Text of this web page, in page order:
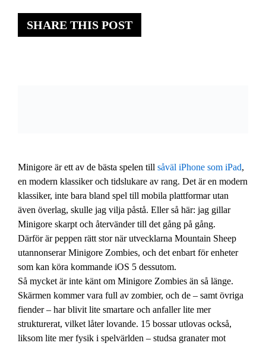
SHARE THIS POST
Minigore är ett av de bästa spelen till såväl iPhone som iPad,
en modern klassiker och tidslukare av rang. Det är en modern
klassiker, inte bara bland spel till mobila plattformar utan
även överlag, skulle jag vilja påstå. Eller så här: jag gillar
Minigore skarpt och återvänder till det gång på gång.
Därför är peppen rätt stor när utvecklarna Mountain Sheep
utannonserar Minigore Zombies, och det enbart för enheter
som kan köra kommande iOS 5 dessutom.
Så mycket är inte känt om Minigore Zombies än så länge.
Skärmen kommer vara full av zombier, och de – samt övriga
fiender – har blivit lite smartare och anfaller lite mer
strukturerat, vilket låter lovande. 15 bossar utlovas också,
liksom lite mer fysik i spelvärlden – studsa granater mot